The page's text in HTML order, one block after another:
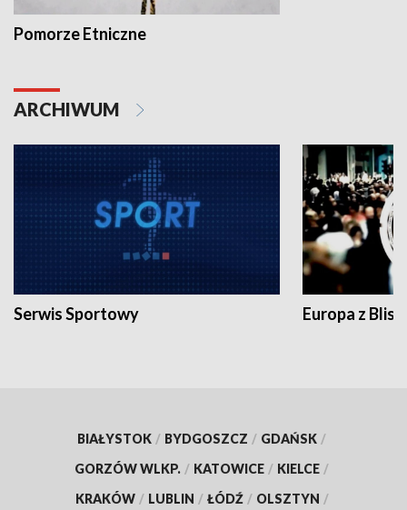
Pomorze Etniczne
ARCHIWUM
Serwis Sportowy Europa z
BIAŁYSTOK / BYDGOSZCZ / GDAŃSK /
GORZÓW WLKP. / KATOWICE / KIELCE /
KRAKÓW / LUBLIN / ŁÓDŹ / OLSZTYN /